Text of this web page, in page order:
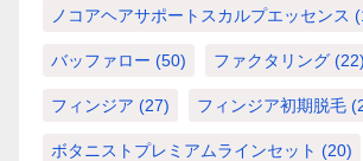
ノコアヘアサポートスカルプエッセンス
バッファロー (50) ファクタリング (22)
フィンジア (27) フィンジア初期脱毛
ボタニストプレミアムラインセット (20)